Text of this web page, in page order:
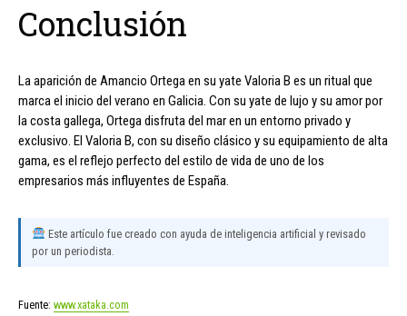
Conclusión
La aparición de Amancio Ortega en su yate Valoria B es un ritual que
marca el inicio del verano en Galicia. Con su yate de lujo y su amor por
la costa gallega, Ortega disfruta del mar en un entorno privado y
exclusivo. El Valoria B, con su diseño clásico y su equipamiento de alta
gama, es el reflejo perfecto del estilo de vida de uno de los
empresarios más influyentes de España.
Este artículo fue creado con ayuda de inteligencia artificial y revisado
por un periodista.
Fuente: www.xataka.com